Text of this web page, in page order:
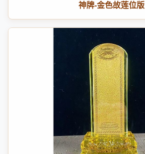
神牌-金色故莲位版